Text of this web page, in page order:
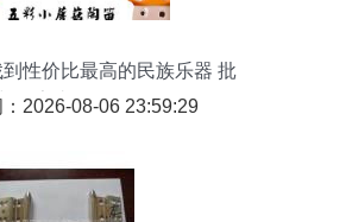
性价比最高的民族乐器 批
厂家直供全攻略
2026-08-06 23:59:29